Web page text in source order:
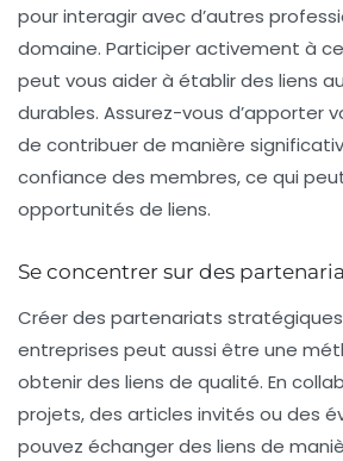
pour interagir avec d’autres
domaine. Participer activement à
peut vous aider à établir des liens
durables. Assurez-vous d’apporter
de contribuer de manière
confiance des membres, ce qui
opportunités de liens.
Se concentrer sur des
Créer des partenariats
entreprises peut aussi être une
obtenir des liens de qualité. En
projets, des articles invités ou des
pouvez échanger des liens de